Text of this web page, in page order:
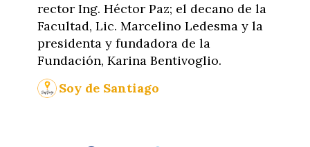
rector Ing. Héctor Paz; el decano de la
Facultad, Lic. Marcelino Ledesma y la
presidenta y fundadora de la
Fundación, Karina Bentivoglio.
Soy de Santiago